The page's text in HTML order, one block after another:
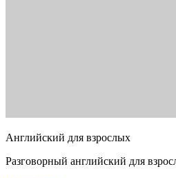
Английский для взрослых
Разговорный английский для